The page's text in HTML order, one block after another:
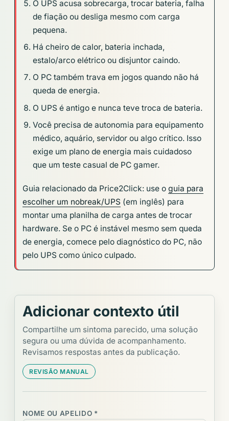
O UPS acusa sobrecarga, trocar bateria, falha
de fiação ou desliga mesmo com carga
pequena.
Há cheiro de calor, bateria inchada,
estalo/arco elétrico ou disjuntor caindo.
O PC também trava em jogos quando não há
queda de energia.
O UPS é antigo e nunca teve troca de bateria.
Você precisa de autonomia para equipamento
médico, aquário, servidor ou algo crítico. Isso
exige um plano de energia mais cuidadoso
que um teste casual de PC gamer.
Guia relacionado da Price2Click: use oguia para
escolher um nobreak/UPS (em inglês) para
montar uma planilha de carga antes de trocar
hardware. Se o PC é instável mesmo sem queda
de energia, comece pelo diagnóstico do PC, não
pelo UPS como único culpado.
Adicionar contexto útil
Compartilhe um sintoma parecido, uma solução
segura ou uma dúvida de acompanhamento.
Revisamos respostas antes da publicação.
REVISÃO MANUAL
NOME OU APELIDO *